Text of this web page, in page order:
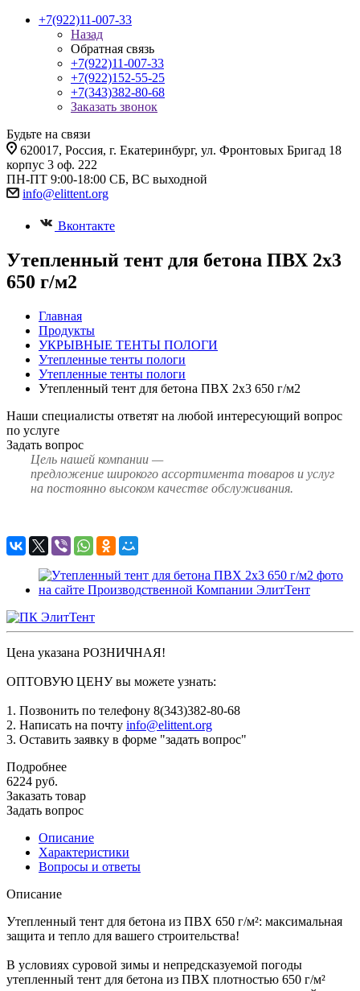
+7(922)11-007-33
Назад
Обратная связь
+7(922)11-007-33
+7(922)152-55-25
+7(343)382-80-68
Заказать звонок
Будьте на связи
620017, Россия, г. Екатеринбург, ул. Фронтовых Бригад 18
корпус 3 оф. 222
ПН-ПТ 9:00-18:00 СБ, ВС выходной
info@elittent.org
Вконтакте
Утепленный тент для бетона ПВХ 2х3
650 г/м2
Главная
Продукты
УКРЫВНЫЕ ТЕНТЫ ПОЛОГИ
Утепленные тенты пологи
Утепленные тенты пологи
Утепленный тент для бетона ПВХ 2х3 650 г/м2
Наши специалисты ответят на любой интересующий вопрос
по услуге
Задать вопрос
Цель нашей компании —
предложение широкого ассортимента товаров и услуг
на постоянно высоком качестве обслуживания.
Цена указана РОЗНИЧНАЯ!
ОПТОВУЮ ЦЕНУ вы можете узнать:
1. Позвонить по телефону 8(343)382-80-68
2. Написать на почту info@elittent.org
3. Оставить заявку в форме "задать вопрос"
Подробнее
6224 руб.
Заказать товар
Задать вопрос
Описание
Характеристики
Вопросы и ответы
Описание
Утепленный тент для бетона из ПВХ 650 г/м²: максимальная
защита и тепло для вашего строительства!
В условиях суровой зимы и непредсказуемой погоды
утепленный тент для бетона из ПВХ плотностью 650 г/м²